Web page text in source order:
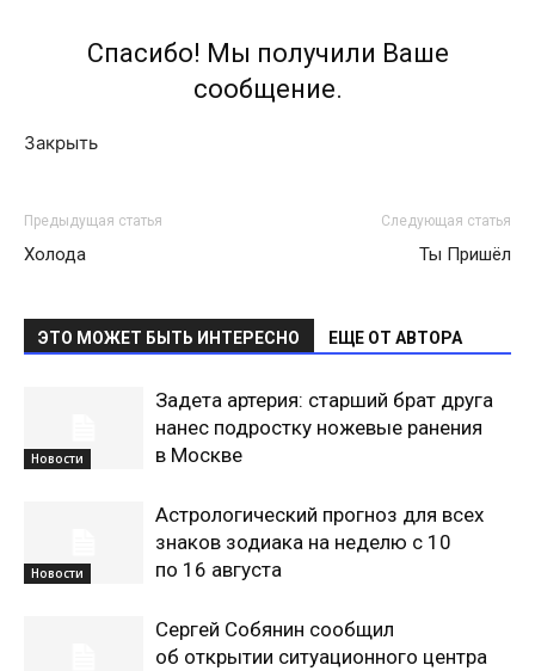
Спасибо! Мы получили Ваше
сообщение.
Закрыть
Предыдущая статья
Холода
Следующая статья
Ты Пришёл
ЭТО МОЖЕТ БЫТЬ ИНТЕРЕСНО ЕЩЕ ОТ АВТОРА
Новости
Задета артерия: старший брат друга
нанес подростку ножевые ранения
в Москве
Новости
Астрологический прогноз для всех
знаков зодиака на неделю с 10
по 16 августа
Сергей Собянин сообщил
об открытии ситуационного центра